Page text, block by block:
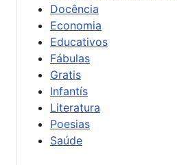
Docência
Economia
Educativos
Fábulas
Gratis
Infantís
Literatura
Poesias
Saúde